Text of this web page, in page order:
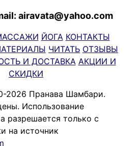
airavata@yahoo.com
ЙОГА КОНТАКТЫ
ЧИТАТЬ ОТЗЫВЫ
И ДОСТАВКА АКЦИИ И
СКИДКИ
2026 Пранава Шамбари.
Использование
разрешается только с
на источник